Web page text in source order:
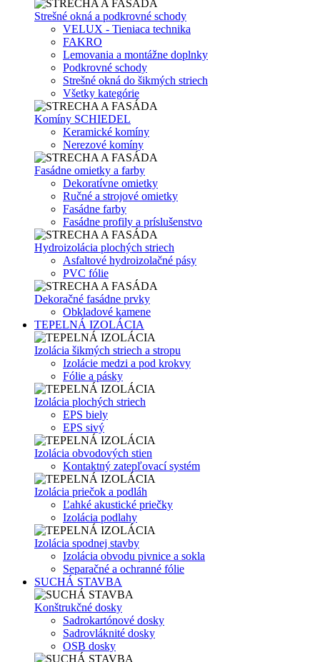
Strešné okná a podkrovné schody
VELUX - Tieniaca technika
FAKRO
Lemovania a montážne doplnky
Podkrovné schody
Strešné okná do šikmých striech
Všetky kategórie
Komíny SCHIEDEL
Keramické komíny
Nerezové komíny
Fasádne omietky a farby
Dekoratívne omietky
Ručné a strojové omietky
Fasádne farby
Fasádne profily a príslušenstvo
Hydroizolácia plochých striech
Asfaltové hydroizolačné pásy
PVC fólie
Dekoračné fasádne prvky
Obkladové kamene
TEPELNÁ IZOLÁCIA
Izolácia šikmých striech a stropu
Izolácie medzi a pod krokvy
Fólie a pásky
Izolácia plochých striech
EPS biely
EPS sivý
Izolácia obvodových stien
Kontaktný zatepľovací systém
Izolácia priečok a podláh
Ľahké akustické priečky
Izolácia podlahy
Izolácia spodnej stavby
Izolácia obvodu pivnice a sokla
Separačné a ochranné fólie
SUCHÁ STAVBA
Konštrukčné dosky
Sadrokartónové dosky
Sadrovláknité dosky
OSB dosky